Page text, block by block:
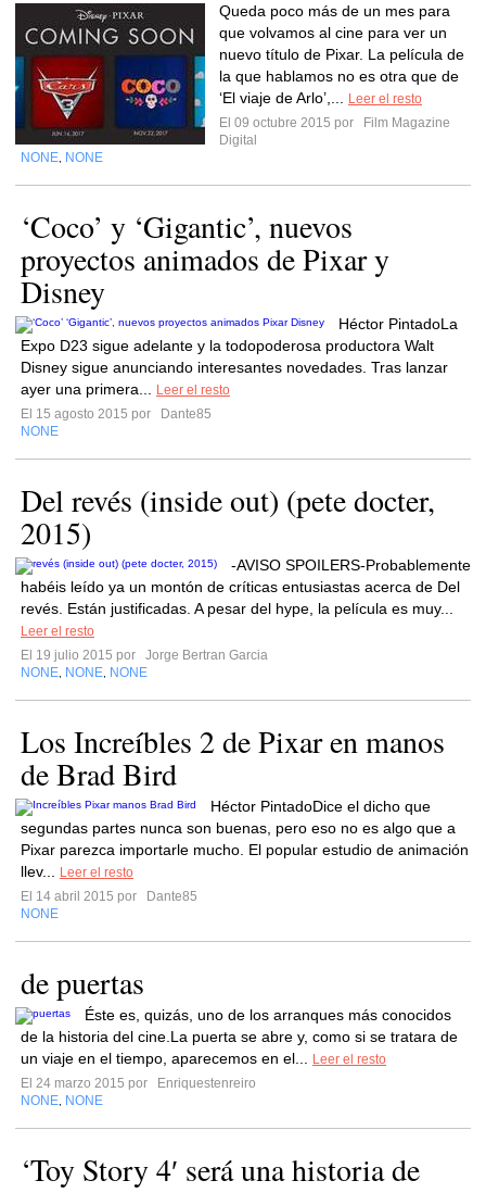
Queda poco más de un mes para
que volvamos al cine para ver un
nuevo título de Pixar. La película de
la que hablamos no es otra que de
‘El viaje de Arlo’,...
Leer el resto
El 09 octubre 2015 por
Film Magazine
Digital
NONE NONE
‘Coco’ y ‘Gigantic’, nuevos
proyectos animados de Pixar y
Disney
Héctor PintadoLa
Expo D23 sigue adelante y la todopoderosa productora Walt
Disney sigue anunciando interesantes novedades. Tras lanzar
ayer una primera...
Leer el resto
El 15 agosto 2015 por
Dante85
NONE
Del revés (inside out) (pete docter,
2015)
-AVISO SPOILERS-Probablemente
habéis leído ya un montón de críticas entusiastas acerca de Del
revés. Están justificadas. A pesar del hype, la película es muy...
Leer el resto
El 19 julio 2015 por
Jorge Bertran Garcia
NONE NONE NONE
Los Increíbles 2 de Pixar en manos
de Brad Bird
Héctor PintadoDice el dicho que
segundas partes nunca son buenas, pero eso no es algo que a
Pixar parezca importarle mucho. El popular estudio de animación
llev...
Leer el resto
El 14 abril 2015 por
Dante85
NONE
de puertas
Éste es, quizás, uno de los arranques más conocidos
de la historia del cine.La puerta se abre y, como si se tratara de
un viaje en el tiempo, aparecemos en el...
Leer el resto
El 24 marzo 2015 por
Enriquestenreiro
NONE NONE
‘Toy Story 4′ será una historia de